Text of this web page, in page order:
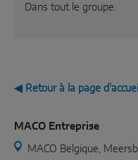
Dans tout le groupe.
◀ Retour à la page
MACO Entreprise
MACO Belgique,